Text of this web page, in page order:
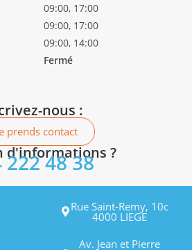
09:00, 17:00
09:00, 17:00
09:00, 14:00
Fermé
nous :
prends contact
d'informations ?
222 48 38
Rue Saint-Remy, 10c
4000 LIEGE
Av. Jean et Pierre